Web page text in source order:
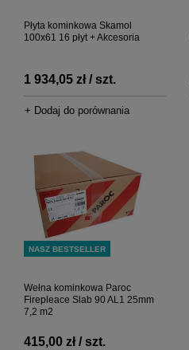
Płyta kominkowa Skamol
100x61 16 płyt + Akcesoria
1 934,05 zł / szt.
+ Dodaj do porównania
NASZ BESTSELLER
Wełna kominkowa Paroc
Firepleace Slab 90 AL1 25mm
7,2 m2
415,00 zł / szt.